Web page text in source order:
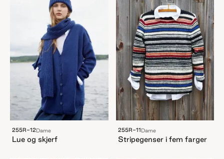
255R-12Dame
Lue og skjerf
255R-11 Dame
Stripegenser i fem farger